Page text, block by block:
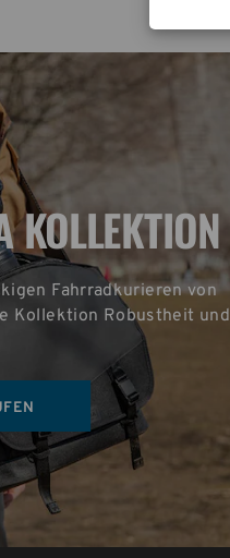
KOLLEKTION
Fahrradkurieren von
Kollektion Robustheit und